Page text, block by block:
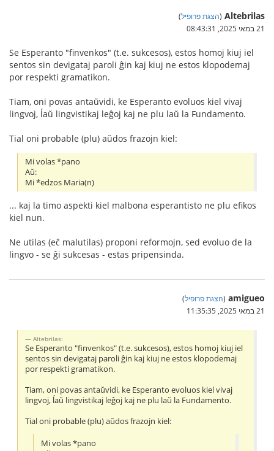
Altebrilas
(הצגת פרופיל)
21 במאי 2025, 08:43:31
Se Esperanto "finvenkos" (t.e. sukcesos), estos homoj kiuj iel
sentos sin devigataj paroli ĝin kaj kiuj ne estos klopodemaj
por respekti gramatikon.
Tiam, oni povas antaŭvidi, ke Esperanto evoluos kiel vivaj
lingvoj, ĺaŭ lingvistikaj leĝoj kaj ne plu laŭ la Fundamento.
Tial oni probable (plu) aŭdos frazojn kiel:
Mi volas *pano
Aŭ:
Mi *edzos Maria(n)
... kaj la timo aspekti kiel malbona esperantisto ne plu efikos
kiel nun.
Ne utilas (eĉ malutilas) proponi reformojn, sed evoluo de la
lingvo - se ĝi sukcesas - estas pripensinda.
amigueo
(הצגת פרופיל)
21 במאי 2025, 11:35:35
Altebrilas:
Se Esperanto "finvenkos" (t.e. sukcesos), estos homoj kiuj iel
sentos sin devigataj paroli ĝin kaj kiuj ne estos klopodemaj
por respekti gramatikon.
Tiam, oni povas antaŭvidi, ke Esperanto evoluos kiel vivaj
lingvoj, ĺaŭ lingvistikaj leĝoj kaj ne plu laŭ la Fundamento.
Tial oni probable (plu) aŭdos frazojn kiel:
Mi volas *pano